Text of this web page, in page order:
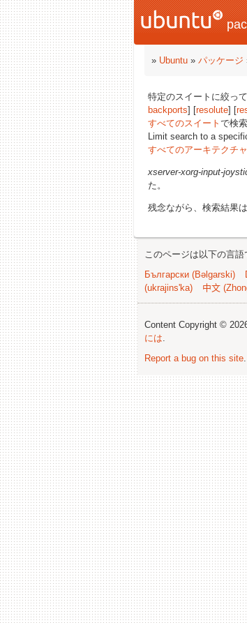
» Ubuntu » パッケージ
特定のスイートに絞っ
backports] [resolute] [
すべてのスイート で検索
Limit search to a
すべてのアーキテクチャ
xserver-xorg-input-
た。
残念ながら、検索結果
このページは以下の言語
Български (Bəlgarski)
(ukrajins'ka)
中文
Content Copyright ©
には.
Report a bug on this site.